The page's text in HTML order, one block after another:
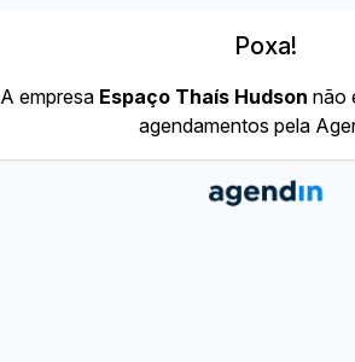
Poxa!
A empresa Espaço Thaís Hudson não
agendamentos pela